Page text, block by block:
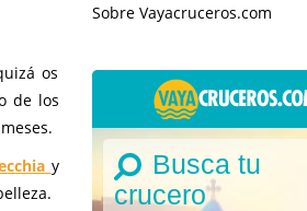
os
de los
y
Sobre Vayacruceros.com
Busca tu
crucero